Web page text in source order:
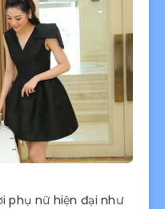
phụ nữ hiện đại như